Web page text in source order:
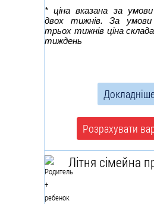
* ціна вказана за
двох тижнів. За умови
трьох тижнів ціна
тиждень
Розрахувати
Літня сімейна